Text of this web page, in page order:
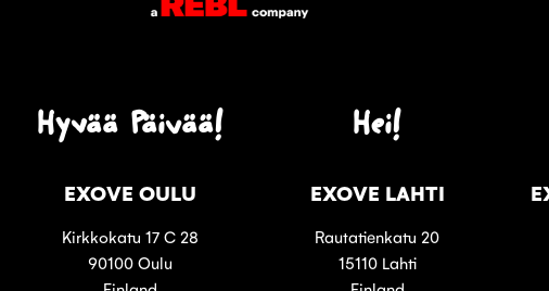
Hyvää Päivää!
EXOVE OULU
Kirkkokatu 17 C 28
90100 Oulu
Hei!
EXOVE LAHTI
Rautatienkatu 20
15110 Lahti